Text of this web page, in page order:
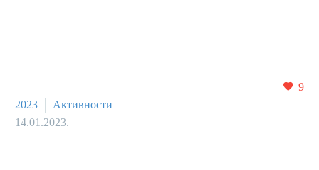
9
2023
Активности
14.01.2023.